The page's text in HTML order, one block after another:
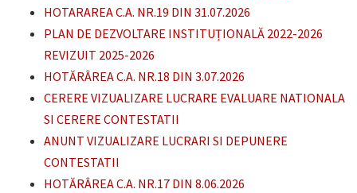
HOTARAREA C.A. NR.19 DIN 31.07.2026
PLAN DE DEZVOLTARE INSTITUȚIONALĂ 2022-2026
REVIZUIT 2025-2026
HOTĂRÂREA C.A. NR.18 DIN 3.07.2026
CERERE VIZUALIZARE LUCRARE EVALUARE NATIONALA
SI CERERE CONTESTATII
ANUNT VIZUALIZARE LUCRARI SI DEPUNERE
CONTESTATII
HOTĂRÂREA C.A. NR.17 DIN 8.06.2026